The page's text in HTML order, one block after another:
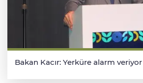
Bakan Kacır: Yerküre alarm veriyor